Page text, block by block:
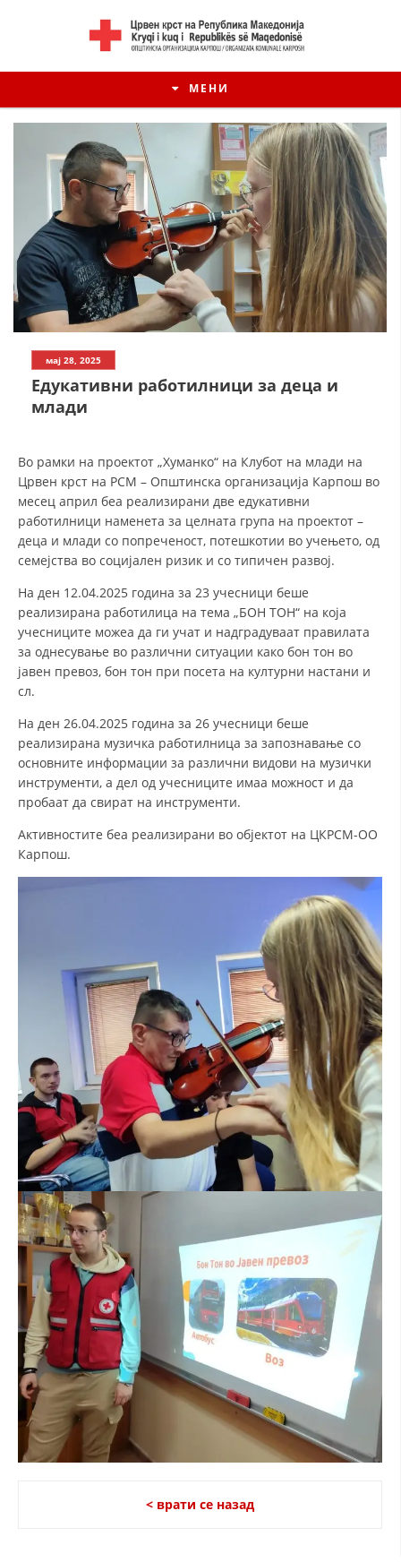
МЕНИ
ПРИРАЧНИЦИ
СТРАТЕГИИ
БРОШУРИ
ПРЕЗЕНТАЦИИ
мај 28, 2025
Едукативни работилници за деца и
млади
Во рамки на проектот „Хуманко“ на Клубот на млади на
Црвен крст на РСМ – Општинска организација Карпош во
месец април беа реализирани две едукативни
работилници наменета за целната група на проектот –
деца и млади со попреченост, потешкотии во учењето, од
семејства во социјален ризик и со типичен развој.
На ден 12.04.2025 година за 23 учесници беше
реализирана работилица на тема „БОН ТОН“ на која
учесниците можеа да ги учат и надградуваат правилата
за однесување во различни ситуации како бон тон во
јавен превоз, бон тон при посета на културни настани и
сл.
На ден 26.04.2025 година за 26 учесници беше
реализирана музичка работилница за запознавање со
основните информации за различни видови на музички
инструменти, а дел од учесниците имаа можност и да
пробаат да свират на инструменти.
Активностите беа реализирани во објектот на ЦКРСМ-ОО
Карпош.
< врати се назад